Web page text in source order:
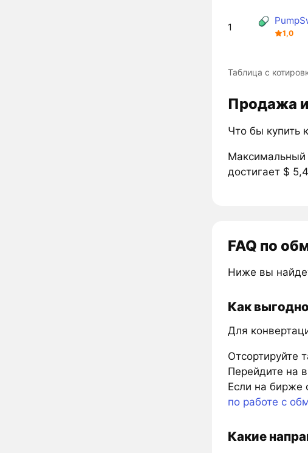
1
1,0
Таблица с
Продажа
Что бы купить
Максимальный
достигает $
FAQ по
Ниже вы
Как
Для
Отсортируйте
Перейдите на
Если на бирже
по работе с
Какие